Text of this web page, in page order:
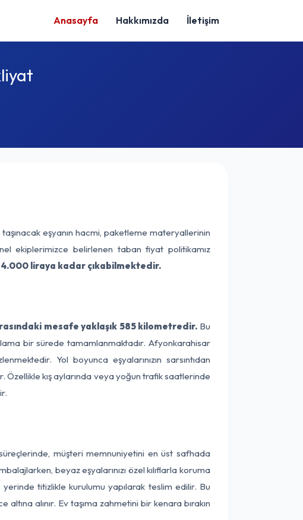
Anasayfa Hakkımızda İletişim
eşyanın hacmi, paketleme materyallerinin
ekiplerimizce belirlenen taban fiyat politikamız
liraya kadar çıkabilmektedir.
mesafe yaklaşık 585 kilometredir. Bu
bir sürede tamamlanmaktadır. Afyonkarahisar
Yol boyunca eşyalarınızın sarsıntıdan
kış aylarında veya yoğun trafik saatlerinde
müşteri memnuniyetini en üst safhada
beyaz eşyalarınızı özel kılıflarla koruma
titizlikle kurulumu yapılarak teslim edilir. Bu
alınır. Ev taşıma zahmetini bir kenara bırakın